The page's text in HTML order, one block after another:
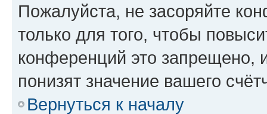
Пожалуйста, не засоряйте
только для того, чтобы
конференций это запрещено,
понизят значение вашего
Вернуться к началу